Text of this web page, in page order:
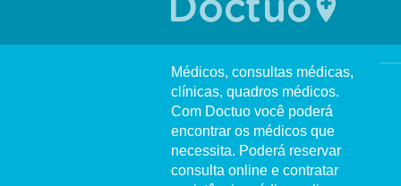
Médicos, consultas médicas,
clínicas, quadros médicos.
Com Doctuo você poderá
encontrar os médicos que
necessita. Poderá reservar
consulta online e contratar